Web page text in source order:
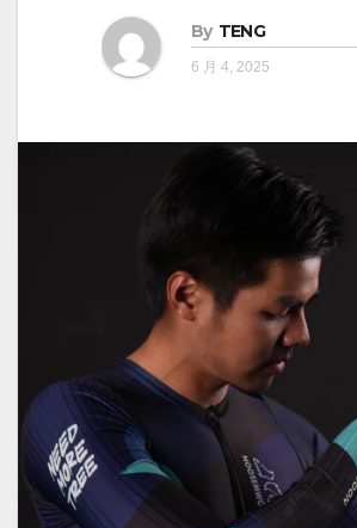
By TENG
6 月 4, 2025